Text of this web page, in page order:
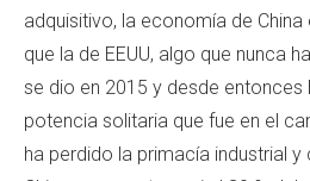
adquisitivo, la economía de China
que la de EEUU, algo que nunca
se dio en 2015 y desde entonces
potencia solitaria que fue en el
ha perdido la primacía industrial